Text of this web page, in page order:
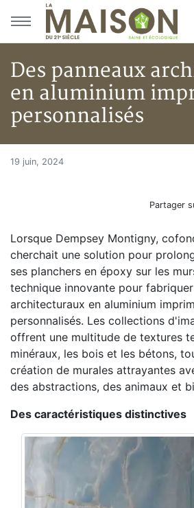
Aller au menu principal
Aller au contenu principal
Des panneaux
en aluminium
personnalisés
Accueil
Des panneaux architecturaux
Des panneaux
19 juin, 2024
Partager
Lorsque Dempsey Montigny,
cherchait une solution pour
ses planchers en époxy sur les
technique innovante pour
architecturaux en aluminium
personnalisés. Les collections
offrent une multitude de textures
minéraux, les bois et les bétons,
création de murales attrayantes
des abstractions, des animaux et
Des caractéristiques distinctives